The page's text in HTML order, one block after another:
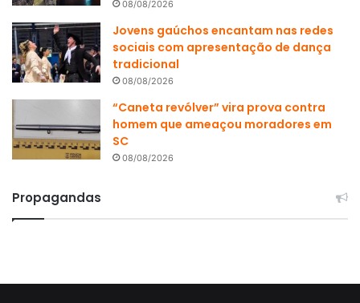
08/08/2026
Jovens gaúchos encantam nas redes
sociais com apresentação de dança
tradicional
08/08/2026
“Caneta revólver” vira prova contra
homem que ameaçou moradores em
SC
08/08/2026
Propagandas